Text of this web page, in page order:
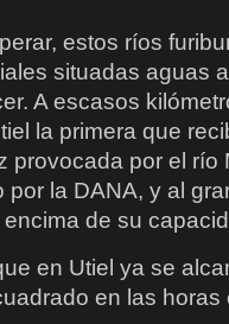
estos ríos
situadas aguas
A escasos
la primera que
provocada por el río
por la DANA, y al
de su
en Utiel ya se
en las